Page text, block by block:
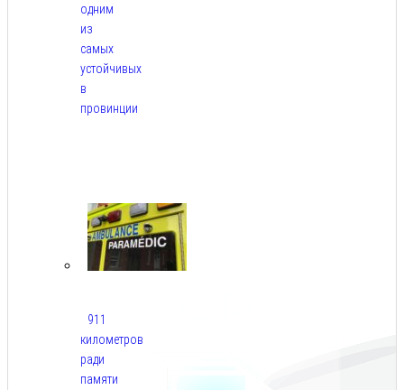
одним
из
самых
устойчивых
в
провинции
911
километров
ради
памяти